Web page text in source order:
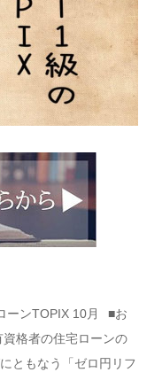
ーンTOPIX 10月⠀■お
格者の住宅ローンの
ともなう「ゼロ円リフ